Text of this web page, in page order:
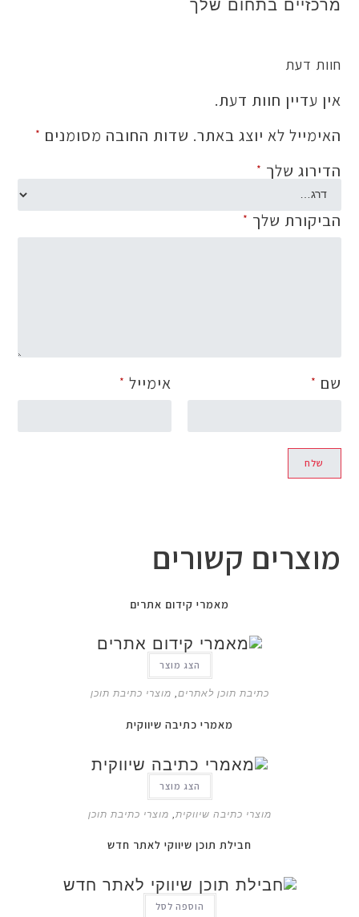
בתחום שלך
דעת
חוות דעת.
לא יוצג באתר. שדות החובה מסומנים*
שלך*
שלך*
*
קשורים
מאמרי קידום אתרים
כתיבת תוכן לאתרים, מוצרי כתיבת תוכן
מאמרי כתיבה שיווקית
מוצרי כתיבה שיווקית ,מוצרי כתיבת תוכן
חבילת תוכן שיווקי לאתר חדש
הוספה לסל